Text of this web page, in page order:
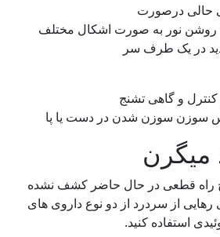
حالی درصورت
روشن نور به صورت اشکال مختلف
در یک طرف سر
و گاهی تشنج
سوزن شدن در دست یا پا
میگرن
راه قطعی در حال حاضر کشف نشده
رهایی از سردرد از دو نوع داروی های
استفاده کنید.